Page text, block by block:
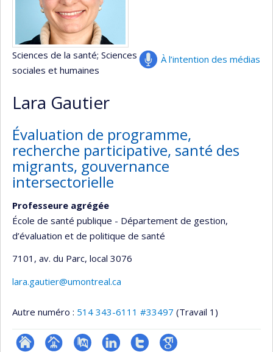
À l’intention des médias
Sciences de la santé; Sciences
sociales et humaines
Lara Gautier
Évaluation de programme,
recherche participative, santé des
migrants, gouvernance
intersectorielle
Professeure agrégée
École de santé publique - Département de gestion,
d’évaluation et de politique de santé
7101, av. du Parc, local 3076
lara.gautier@umontreal.ca
Autre numéro : 514 343-6111 #33497 (Travail 1)